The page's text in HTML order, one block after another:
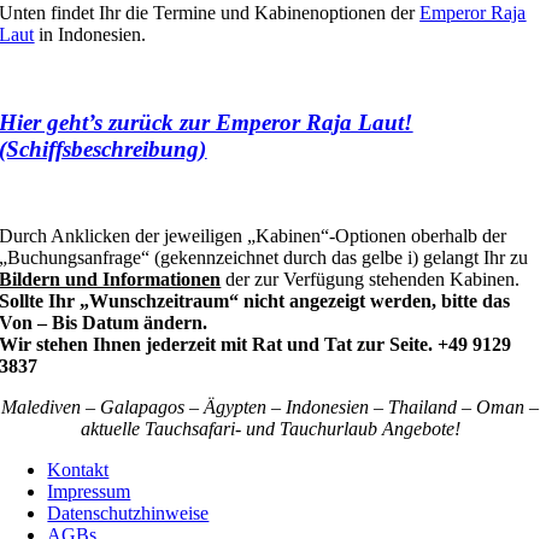
Unten findet Ihr die Termine und Kabinenoptionen derEmperor Raja
Laut in Indonesien.
Hier geht’s zurück zur Emperor Raja Laut!
(Schiffsbeschreibung)
Durch Anklicken der jeweiligen „Kabinen“-Optionen oberhalb der
„Buchungsanfrage“ (gekennzeichnet durch das gelbe i) gelangt Ihr zu
Bildern und Informationen der zur Verfügung stehenden Kabinen.
Sollte Ihr „Wunschzeitraum“ nicht angezeigt werden, bitte das
Von – Bis Datum ändern.
Wir stehen Ihnen jederzeit mit Rat und Tat zur Seite. +49 9129
3837
Malediven – Galapagos – Ägypten – Indonesien – Thailand – Oman –
aktuelle Tauchsafari- und Tauchurlaub Angebote!
Kontakt
Impressum
Datenschutzhinweise